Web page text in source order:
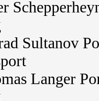
Sultanov
Langer